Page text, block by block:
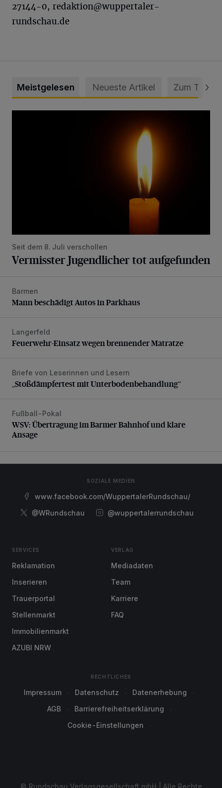
27144-0, redaktion@wuppertaler-
rundschau.de
Meistgelesen Neueste Artikel Zum Thema
Seit dem 8. Juli verschollen
Vermisster Jugendlicher tot aufgefunden
Mann beschädigt Autos in Parkhaus
Barmen
Mann beschädigt Autos in Parkhaus
Feuerwehr-Einsatz wegen brennender Matratze
Langerfeld
Feuerwehr-Einsatz wegen brennender Matratze
„Stoßdämpfertest mit Unterbodenbehandlung“
Briefe von Leserinnen und Lesern
„Stoßdämpfertest mit Unterbodenbehandlung“
WSV: Übertragung im Barmer Bahnhof und klare Ansage
Fußball-Pokal
WSV: Übertragung im Barmer Bahnhof und klare
Ansage
SOZIALE MEDIEN
www.facebook.com/WuppertalerRundschau/
@WRundschau
@wuppertalerrundschau
SERVICES
Reklamation
Inserieren
Trauerportal
Stellenmarkt
Immobilienmarkt
AZUBI NRW
VERLAG
Mediadaten
Team
Karriere
FAQ
RECHTLICHES
Impressum Datenschutz
Datenerhebung
AGB
Barrierefreiheitserklärung
Cookie-Einstellungen
© Rundschau Verlagsgesellschaft mbH | Alle Rechte